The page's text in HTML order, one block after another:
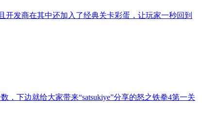
开发商在其中还加入了经典关卡彩蛋，让玩家一秒回到
，下边就给大家带来“satsukiye”分享的怒之铁拳4第一关